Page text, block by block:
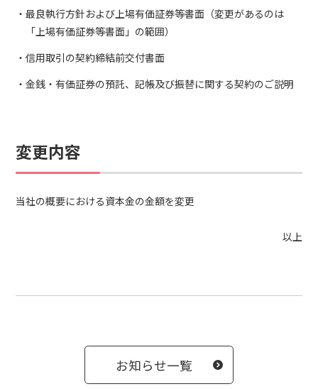
最良執行方針および上場有価証券等書面（変更があるのは
「上場有価証券等書面」の範囲）
信用取引の契約締結前交付書面
金銭・有価証券の預託、記帳及び振替に関する契約のご説明
変更内容
当社の概要における資本金の金額を変更
以上
お知らせ一覧